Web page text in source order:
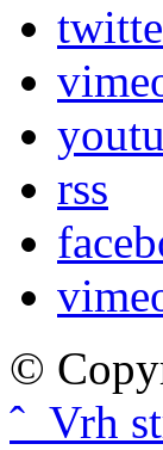
rss
©
ˆ Vrh